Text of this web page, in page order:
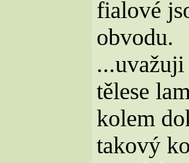
fialové
obvodu.
tělese
kolem
takový